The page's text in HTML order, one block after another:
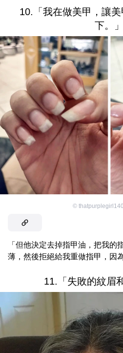
10.「我在做美甲，讓
下。」
©
「但他決定去掉指甲油，把我的
薄，然後拒絕給我重做指甲，因
11.「失敗的紋眉